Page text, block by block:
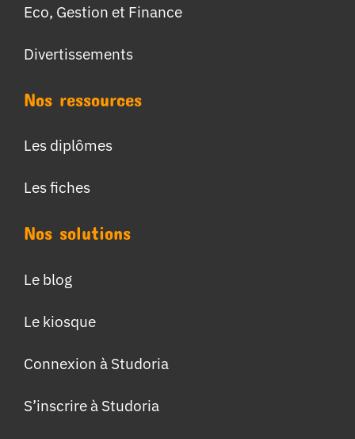
Eco, Gestion et Finance
Divertissements
Nos ressources
Les diplômes
Les fiches
Nos solutions
Le blog
Le kiosque
Connexion à Studoria
S’inscrire à Studoria